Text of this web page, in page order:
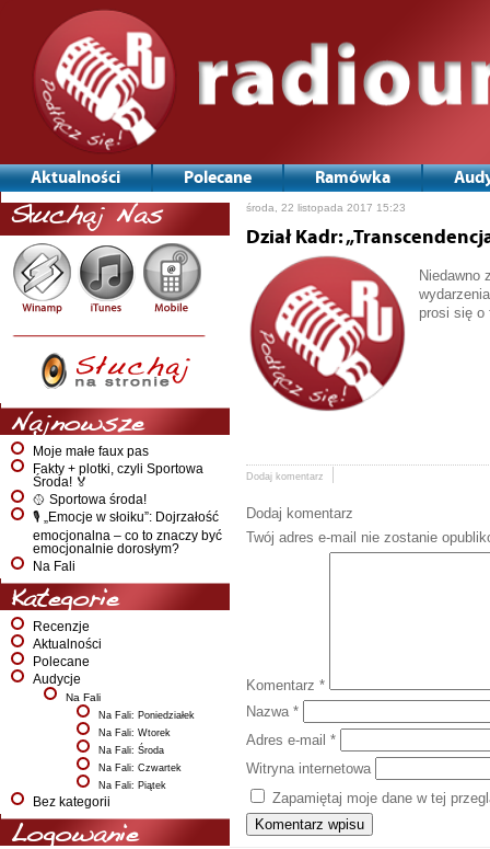
Aktualności Polecane Ramówka
Słuchaj Nas
Najnowsze
Moje małe faux pas
Fakty + plotki, czyli Sportowa
Środa! 🏅
🥎 Sportowa środa!
🎙️ „Emocje w słoiku”: Dojrzałość
emocjonalna – co to znaczy być
emocjonalnie dorosłym?
Na Fali
Kategorie
Recenzje
Aktualności
Polecane
Audycje
Na Fali
Na Fali: Poniedziałek
Na Fali: Wtorek
Na Fali: Środa
Na Fali: Czwartek
Na Fali: Piątek
Bez kategorii
Logowanie
środa, 22 listopada 2017 15:23
Dział Kadr:
Niedawno
prosi się o
Dodaj komentarz
Dodaj komentarz
Twój adres e-mail nie zostanie
Komentarz *
Nazwa *
Adres e-mail *
Witryna internetowa
Zapamiętaj moje dane w tej